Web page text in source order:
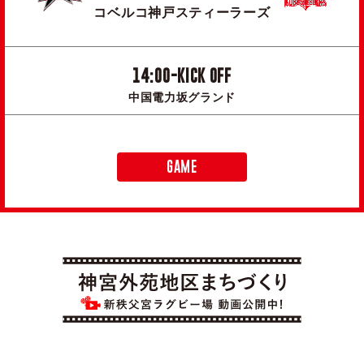
コベルコ神戸スティーラーズ
14:00-KICK OFF
中国電力坂グランド
GAME